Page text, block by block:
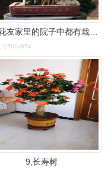
寸501x654
9,长寿树